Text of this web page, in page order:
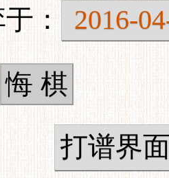
： 2016-
打谱界